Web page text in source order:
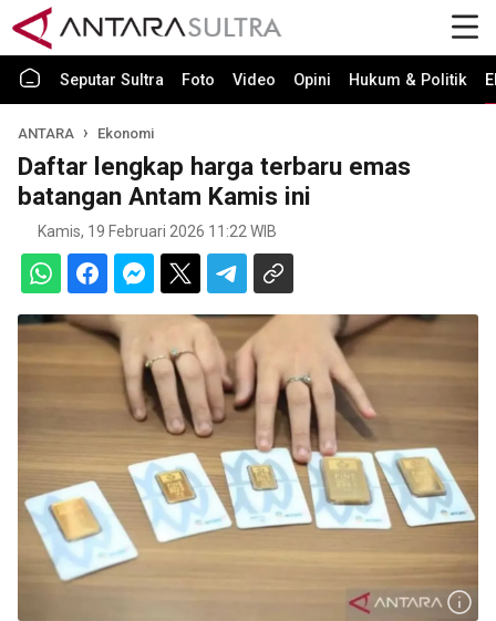
Seputar Sultra Foto Video Opini Hukum & Politik
ANTARA Ekonomi
Daftar lengkap harga terbaru emas
batangan Antam Kamis ini
Kamis, 19 Februari 2026 11:22 WIB